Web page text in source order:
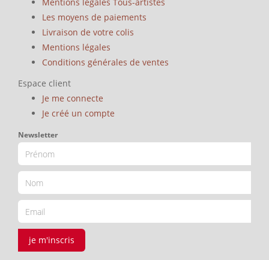
Les moyens de paiements
Livraison de votre colis
Mentions légales
Conditions générales de ventes
Espace client
Je me connecte
Je créé un compte
Newsletter
je m'inscris